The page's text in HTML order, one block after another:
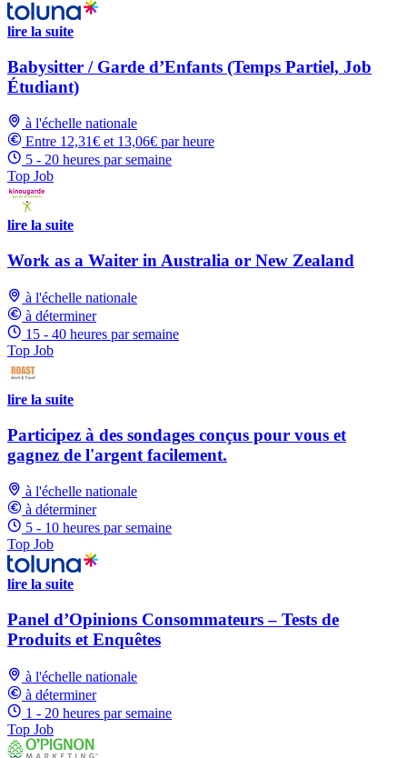
lire la suite
Babysitter / Garde d’Enfants (Temps Partiel, Job
Étudiant)
à l'échelle nationale
Entre 12,31€ et 13,06€ par heure
5 - 20 heures par semaine
Top Job
lire la suite
Work as a Waiter in Australia or New Zealand
à l'échelle nationale
à déterminer
15 - 40 heures par semaine
Top Job
lire la suite
Participez à des sondages conçus pour vous et
gagnez de l'argent facilement.
à l'échelle nationale
à déterminer
5 - 10 heures par semaine
Top Job
lire la suite
Panel d’Opinions Consommateurs – Tests de
Produits et Enquêtes
à l'échelle nationale
à déterminer
1 - 20 heures par semaine
Top Job